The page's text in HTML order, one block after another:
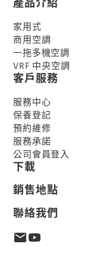
家用式
商用空調
一拖多機空調
VRF 中央空調
客戶服務
服務中心
保養登記
預約維修
服務承諾
公司會員登入
下載
銷售地點
聯絡我們